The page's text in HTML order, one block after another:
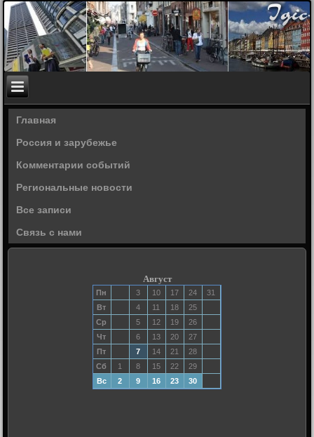
Главная
Россия и зарубежье
Комментарии событий
Региональные новости
Все записи
Связь с нами
Август
Пн 3 10 17 24
31
Вт
4 11 18
25
Ср
5 12 19
26
Чт
6 13 20
27
Пт
7 14 21
28
Сб
1 8 15 22
29
Вс
2 9 16 23 30